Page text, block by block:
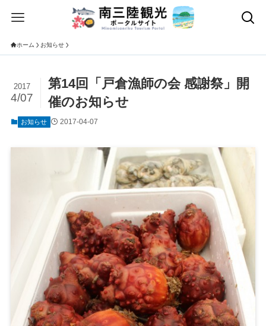
ホーム お知らせ
第14回「戸倉漁師の会 感謝祭」開
催のお知らせ
2017
4/07
お知らせ 2017-04-07